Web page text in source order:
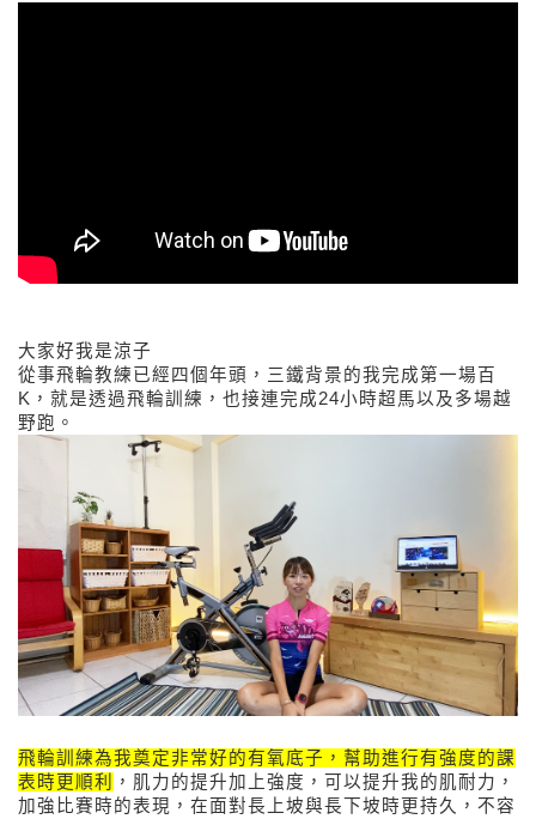
大家好我是涼子
從事飛輪教練已經四個年頭，三鐵背景的我完成第一場百
K，就是透過飛輪訓練，也接連完成24小時超馬以及多場越
野跑。
飛輪訓練為我奠定非常好的有氧底子， 幫助進行有強度的課
表時更順利
，肌力的提升加上強度，可以提升我的肌耐力，
加強比賽時的表現，在面對長上坡與長下坡時更持久，不容